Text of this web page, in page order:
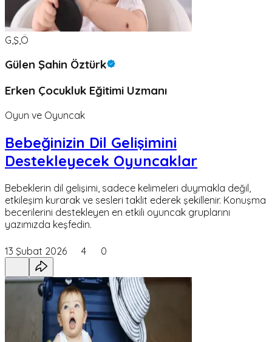
G,Ş,Ö
Gülen Şahin Öztürk
Erken Çocukluk Eğitimi Uzmanı
Oyun ve Oyuncak
Bebeğinizin Dil Gelişimini
Destekleyecek Oyuncaklar
Bebeklerin dil gelişimi, sadece kelimeleri duymakla değil,
etkileşim kurarak ve sesleri taklit ederek şekillenir. Konuşma
becerilerini destekleyen en etkili oyuncak gruplarını
yazımızda keşfedin.
13 Şubat 2026 4 0